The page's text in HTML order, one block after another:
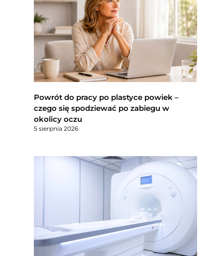
Powrót do pracy po plastyce powiek –
czego się spodziewać po zabiegu w
okolicy oczu
5 sierpnia 2026